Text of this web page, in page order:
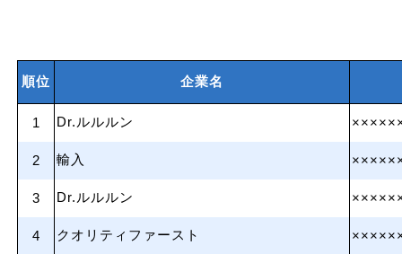
順位 企業名
1 Dr.ルルルン
2 輸入
3 Dr.ルルルン
4 クオリティファースト